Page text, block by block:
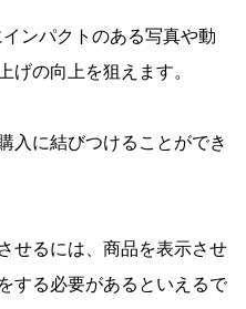
ンパクトのある写真や動
げの向上を狙えます。
入に結びつけることができ
せるには、商品を表示させ
する必要があるといえるで